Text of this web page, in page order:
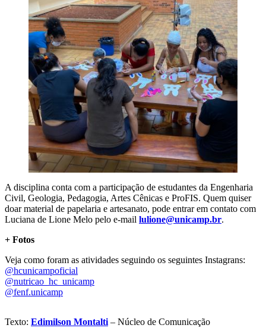
A disciplina conta com a participação de estudantes da Engenharia
Civil, Geologia, Pedagogia, Artes Cênicas e ProFIS. Quem quiser
doar material de papelaria e artesanato, pode entrar em contato com
Luciana de Lione Melo pelo e-mail lulione@unicamp.br.
+ Fotos
Veja como foram as atividades seguindo os seguintes Instagrans:
@hcunicampoficial
@nutricao_hc_unicamp
@fenf.unicamp
Texto: Edimilson Montalti – Núcleo de Comunicação